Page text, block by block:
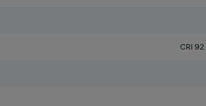
CRI 92